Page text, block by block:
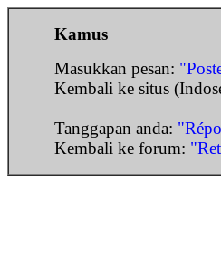
Kamus
Masukkan pesan:
Kembali ke situs
Tanggapan anda:
Kembali ke forum: